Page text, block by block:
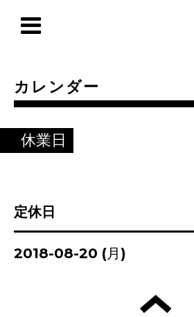
カレンダー
休業日
定休日
2018-08-20 (月)